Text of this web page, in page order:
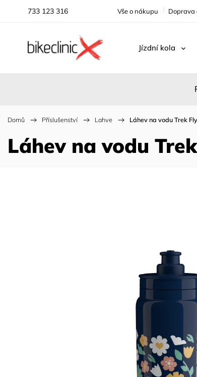
733 123 316 Vše o nákupu Doprava
Jízdní kola
Domů / Příslušenství / Lahve / Láhev na vodu Trek
Láhev na vodu